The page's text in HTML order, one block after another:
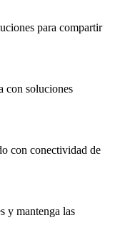
para compartir
con soluciones
con conectividad de
y mantenga las